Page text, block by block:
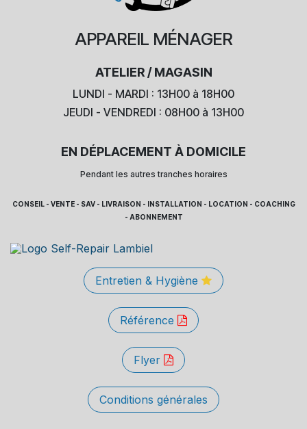
APPAREIL MÉNAGER
ATELIER / MAGASIN
LUNDI - MARDI : 13H00 à 18H00
JEUDI - VENDREDI : 08H00 à 13H00
EN DÉPLACEMENT À DOMICILE
Pendant les autres tranches horaires
CONSEIL - VENTE - SAV - LIVRAISON - INSTALLATION - LOCATION - COACHING
- ABONNEMENT
Entretien & Hygiène
Référence
Flyer
Conditions générales